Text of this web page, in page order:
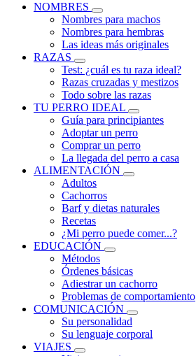
NOMBRES
Nombres para machos
Nombres para hembras
Las ideas más originales
RAZAS
Test: ¿cuál es tu raza ideal?
Razas cruzadas y mestizos
Todo sobre las razas
TU PERRO IDEAL
Guía para principiantes
Adoptar un perro
Comprar un perro
La llegada del perro a casa
ALIMENTACIÓN
Adultos
Cachorros
Barf y dietas naturales
Recetas
¿Mi perro puede comer...?
EDUCACIÓN
Métodos
Órdenes básicas
Adiestrar un cachorro
Problemas de comportamiento
COMUNICACIÓN
Su personalidad
Su lenguaje corporal
VIAJES